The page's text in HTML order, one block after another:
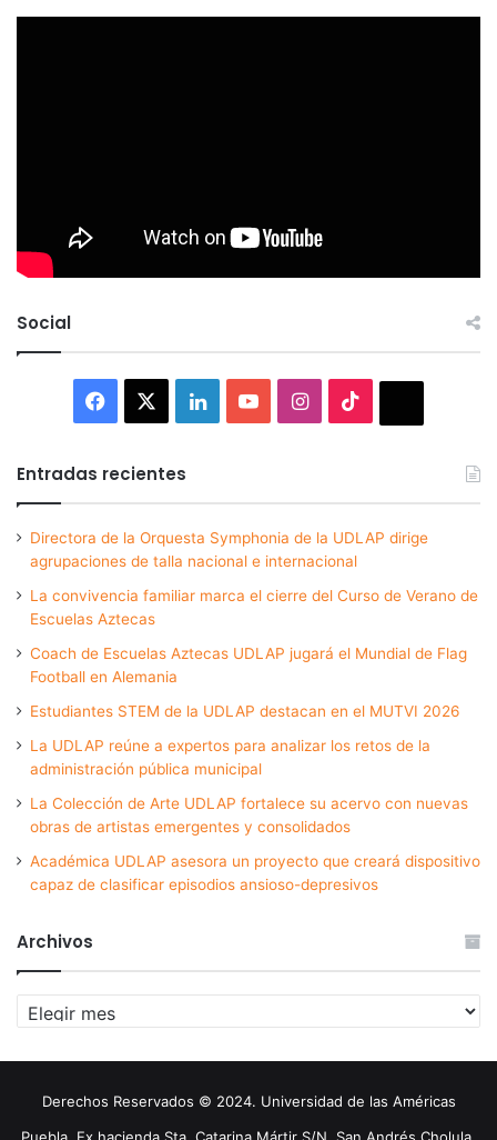
Social
Facebook LinkedInYouTubeInstagram
Entradas recientes
Directora de la Orquesta Symphonia de la UDLAP dirige
agrupaciones de talla nacional e internacional
La convivencia familiar marca el cierre del Curso de Verano de
Escuelas Aztecas
Coach de Escuelas Aztecas UDLAP jugará el Mundial de Flag
Football en Alemania
Estudiantes STEM de la UDLAP destacan en el MUTVI 2026
La UDLAP reúne a expertos para analizar los retos de la
administración pública municipal
La Colección de Arte UDLAP fortalece su acervo con nuevas
obras de artistas emergentes y consolidados
Académica UDLAP asesora un proyecto que creará dispositivo
capaz de clasificar episodios ansioso-depresivos
Archivos
Archivos
Derechos Reservados © 2024. Universidad de las Américas